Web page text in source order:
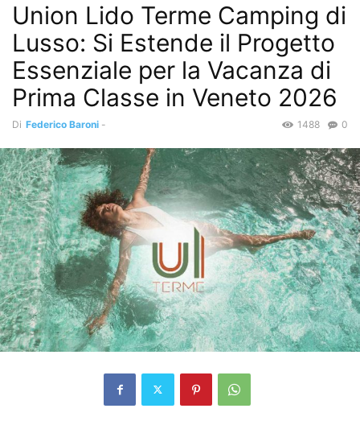
Union Lido Terme Camping di
Lusso: Si Estende il Progetto
Essenziale per la Vacanza di
Prima Classe in Veneto 2026
Di Federico Baroni - 0
1488